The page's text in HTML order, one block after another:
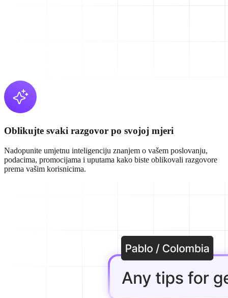
Oblikujte svaki razgovor po svojoj mjeri
Nadopunite umjetnu inteligenciju znanjem o vašem poslovanju,
podacima, promocijama i uputama kako biste oblikovali razgovore
prema vašim korisnicima.